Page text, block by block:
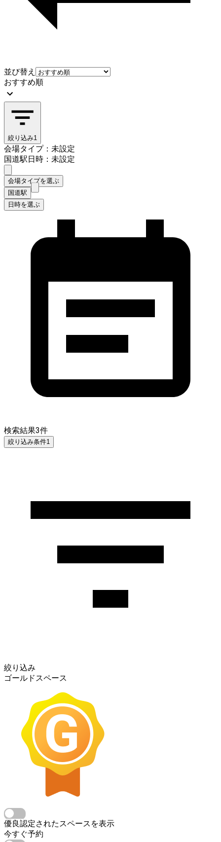
並び替え
おすすめ順
絞り込み1
会場タイプ：未設定
国道駅日時：未設定
会場タイプを選ぶ
国道駅
日時を選ぶ
検索結果3件
絞り込み条件1
絞り込み
ゴールドスペース
優良認定されたスペースを表示
今すぐ予約